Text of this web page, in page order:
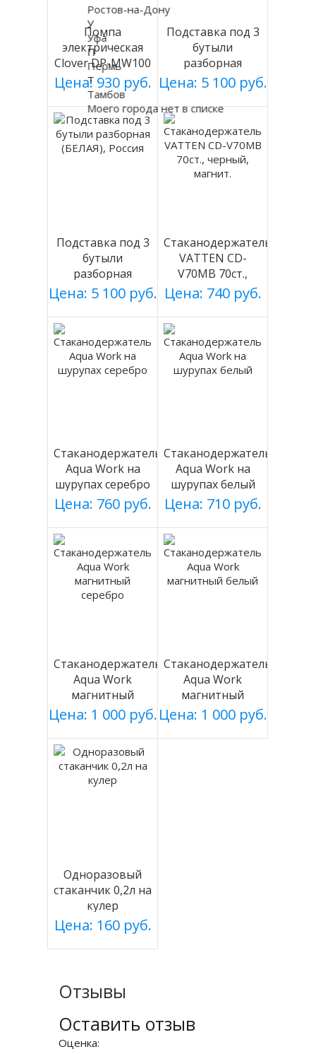
Помпа
электрическая
Clover DP-MW100
на батарейках
Цена: 930 руб.
Подставка под 3
бутыли
разборная
(СЕРАЯ), Россия
Цена: 5 100 руб.
Подставка под 3
бутыли
разборная
(БЕЛАЯ), Россия
Цена: 5 100 руб.
Стаканодержатель
VATTEN CD-
V70MB 70ст.,
черный, магнит.
Цена: 740 руб.
Стаканодержатель
Aqua Work на
шурупах серебро
Цена: 760 руб.
Стаканодержатель
Aqua Work на
шурупах белый
Цена: 710 руб.
Стаканодержатель
Aqua Work
магнитный
серебро
Цена: 1 000 руб.
Стаканодержатель
Aqua Work
магнитный
белый
Цена: 1 000 руб.
Одноразовый
стаканчик 0,2л на
кулер
Цена: 160 руб.
Отзывы
Оставить отзыв
Оценка:
Ростов-на-Дону
У
Уфа
П
Пермь
Т
Тамбов
Моего города нет в списке